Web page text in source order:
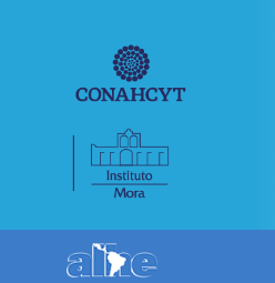
Contenido
Barra